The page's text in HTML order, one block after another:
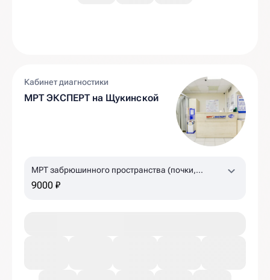
Кабинет диагностики
МРТ ЭКСПЕРТ на Щукинской
МРТ забрюшинного пространства (почки,
надпочечники, лимфоузлы)
9000 ₽